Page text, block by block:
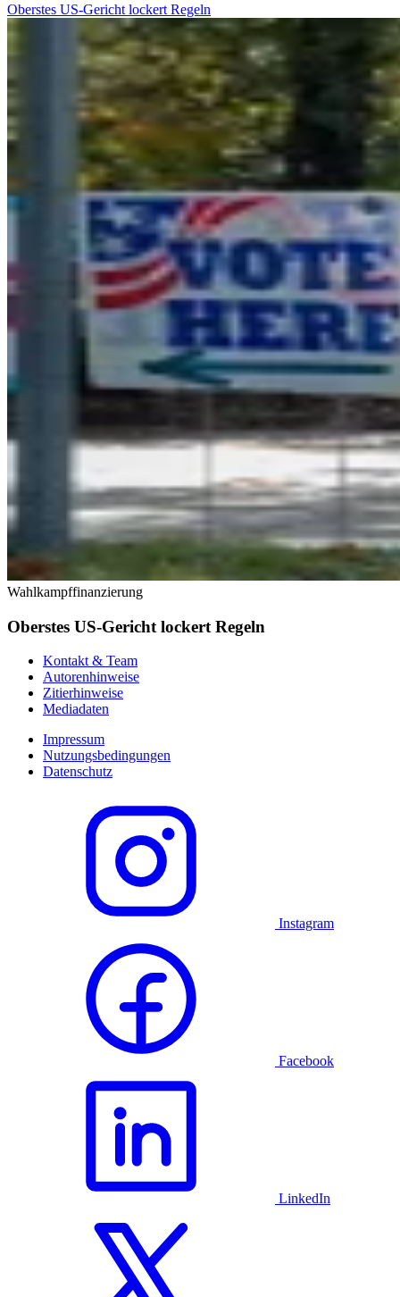
Oberstes US-Gericht lockert Regeln
Wahlkampffinanzierung
Oberstes US-Gericht lockert Regeln
Kontakt & Team
Autorenhinweise
Zitierhinweise
Mediadaten
Impressum
Nutzungsbedingungen
Datenschutz
Instagram
Facebook
LinkedIn